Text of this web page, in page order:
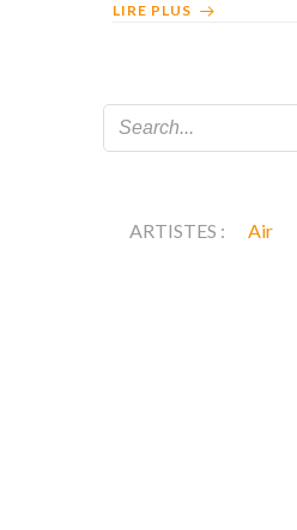
LIRE PLUS
ARTISTES : Air